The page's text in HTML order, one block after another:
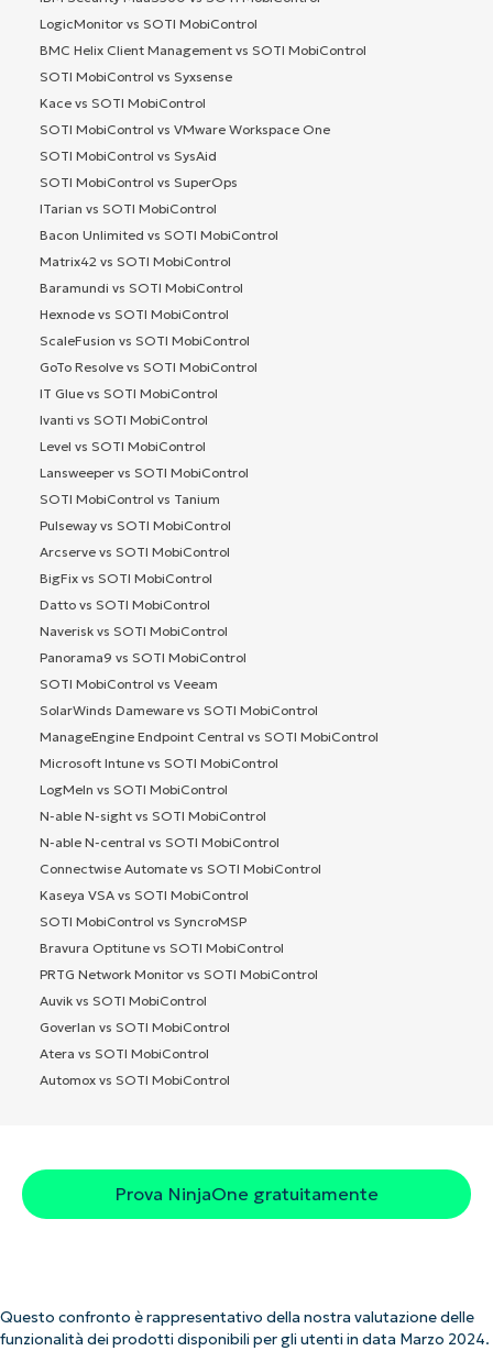
LogicMonitor vs SOTI MobiControl
BMC Helix Client Management vs SOTI MobiControl
SOTI MobiControl vs Syxsense
Kace vs SOTI MobiControl
SOTI MobiControl vs VMware Workspace One
SOTI MobiControl vs SysAid
SOTI MobiControl vs SuperOps
ITarian vs SOTI MobiControl
Bacon Unlimited vs SOTI MobiControl
Matrix42 vs SOTI MobiControl
Baramundi vs SOTI MobiControl
Hexnode vs SOTI MobiControl
ScaleFusion vs SOTI MobiControl
GoTo Resolve vs SOTI MobiControl
IT Glue vs SOTI MobiControl
Ivanti vs SOTI MobiControl
Level vs SOTI MobiControl
Lansweeper vs SOTI MobiControl
SOTI MobiControl vs Tanium
Pulseway vs SOTI MobiControl
Arcserve vs SOTI MobiControl
BigFix vs SOTI MobiControl
Datto vs SOTI MobiControl
Naverisk vs SOTI MobiControl
Panorama9 vs SOTI MobiControl
SOTI MobiControl vs Veeam
SolarWinds Dameware vs SOTI MobiControl
ManageEngine Endpoint Central vs SOTI MobiControl
Microsoft Intune vs SOTI MobiControl
LogMeIn vs SOTI MobiControl
N-able N-sight vs SOTI MobiControl
N-able N-central vs SOTI MobiControl
Connectwise Automate vs SOTI MobiControl
Kaseya VSA vs SOTI MobiControl
SOTI MobiControl vs SyncroMSP
Bravura Optitune vs SOTI MobiControl
PRTG Network Monitor vs SOTI MobiControl
Auvik vs SOTI MobiControl
Goverlan vs SOTI MobiControl
Atera vs SOTI MobiControl
Automox vs SOTI MobiControl
Prova NinjaOne gratuitamente
Questo confronto è rappresentativo della nostra valutazione delle
funzionalità dei prodotti disponibili per gli utenti in data Marzo 2024.